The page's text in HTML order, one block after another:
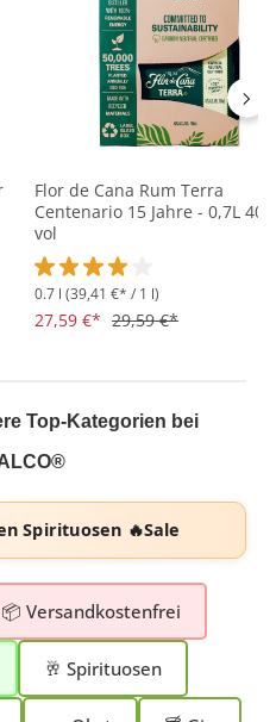
5 von 5 Sternen
Flor de Cana Rum Terra
Centenario 15 Jahre - 0,7L
vol
Durchschnittliche
0.7 l (39,41 €* / 1 l)
27,59 €* 29,59 €*
Top-Kategorien bei
Spirituosen 🔥Sale
📦 Versandkostenfrei
🥂 Spirituosen